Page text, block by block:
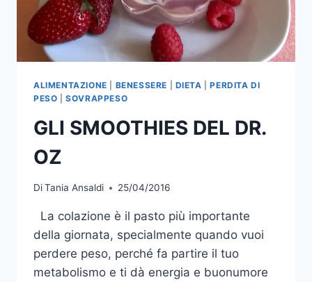
ALIMENTAZIONE BENESSERE DIETA |PERDITA DI
PESO |SOVRAPPESO
GLI SMOOTHIES DEL DR.
OZ
DiTania Ansaldi 25/04/2016
La colazione è il pasto più importante
della giornata, specialmente quando vuoi
perdere peso, perché fa partire il tuo
metabolismo e ti dà energia e buonumore